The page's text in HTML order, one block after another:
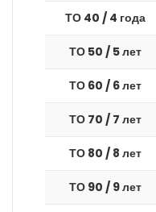
ТО 40 / 4 года
ТО 50 / 5 лет
ТО 60 / 6 лет
ТО 70 / 7 лет
ТО 80 / 8 лет
ТО 90 / 9 лет